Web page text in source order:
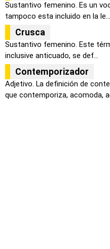
Sustantivo femenino. Es un
tampoco esta incluido en la le...
Crusca
Sustantivo femenino. Este
inclusive anticuado, se def...
Contemporizador
Adjetivo. La definición de
que contemporiza, acomoda,